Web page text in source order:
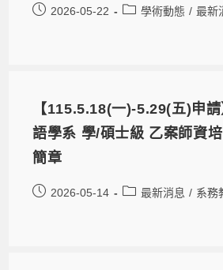
2026-05-22 學術動態 / 最新
【115.5.18(一)-5.29(五)申
語學系 學/碩士級 乙案師資
簡章
2026-05-14 最新消息 / 系務